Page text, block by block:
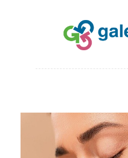
CHI SIAMO
SERVIZI
STAFF